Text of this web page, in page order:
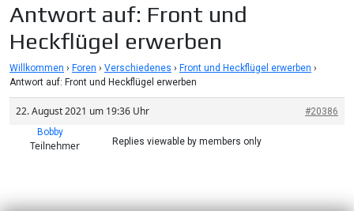
Antwort auf: Front und
Heckflügel erwerben
Willkommen › Foren › Verschiedenes › Front und Heckflügel erwerben ›
Antwort auf: Front und Heckflügel erwerben
22. August 2021 um 19:36 Uhr
#20386
Bobby
Teilnehmer Replies viewable by members only